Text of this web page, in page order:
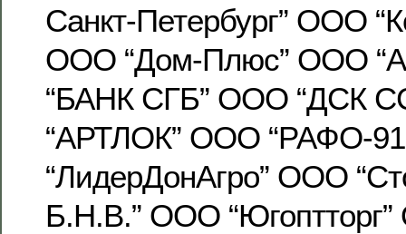
Санкт-Петербург” ООО
ООО “Дом-Плюс” ООО
“БАНК СГБ” ООО “ДСК
“АРТЛОК” ООО “РАФО-
“ЛидерДонАгро” ООО
Б.Н.В.” ООО